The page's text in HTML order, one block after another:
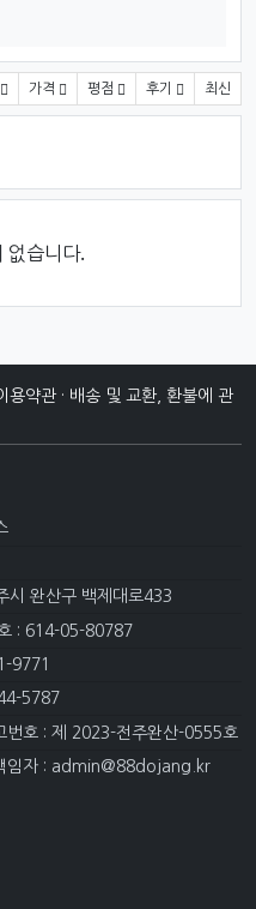
가격 평점 후기 최신
없습니다.
용약관 · 배송 및 교환, 환불에 관
시 완산구 백제대로433
: 614-05-80787
9771
5787
번호 : 제 2023-전주완산-0555호
임자 : admin@88dojang.kr